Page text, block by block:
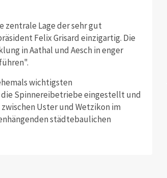
zentrale Lage der sehr gut
Felix Grisard einzigartig. Die
in Aathal und Aesch in enger
wichtigsten
die Spinnereibetriebe eingestellt und
Uster und Wetzikon im
städtebaulichen